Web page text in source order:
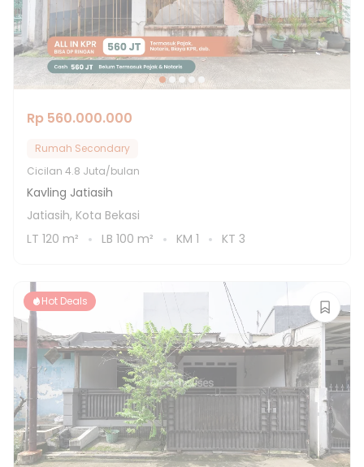
Rp 560.000.000
Rumah Secondary
Cicilan 4.8 Juta/bulan
Kavling Jatiasih
Jatiasih, Kota Bekasi
LT 120 m² LB 100 m² KM 1 KT 3
Hot Deals